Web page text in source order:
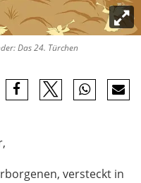
Das 24. Türchen
versteckt in